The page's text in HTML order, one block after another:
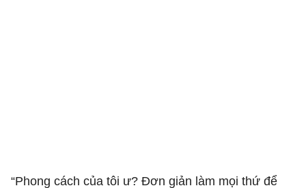
“Phong cách của tôi ư? Đơn giản làm mọi thứ để